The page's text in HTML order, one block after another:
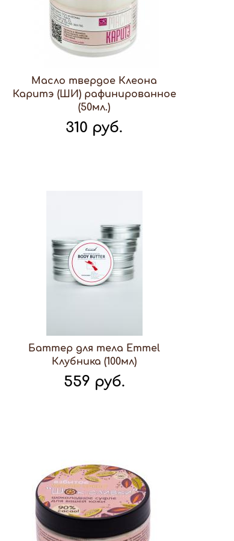
Масло твердое Клеона
Каритэ (ШИ) рафинированное
(50мл.)
310 руб.
Баттер для тела Emmel
Клубника (100мл)
559 руб.